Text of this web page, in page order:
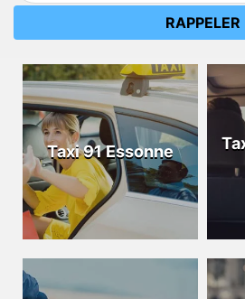
Taxi 91 Essonne